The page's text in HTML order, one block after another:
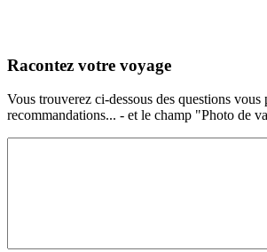
Racontez votre voyage
Vous trouverez ci-dessous des questions
recommandations... - et le champ "Photo de